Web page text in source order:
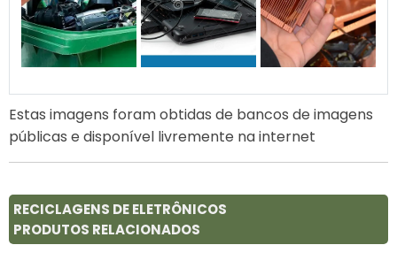
Estas imagens foram obtidas de bancos de imagens
públicas e disponível livremente na internet
RECICLAGENS DE ELETRÔNICOS
PRODUTOS RELACIONADOS